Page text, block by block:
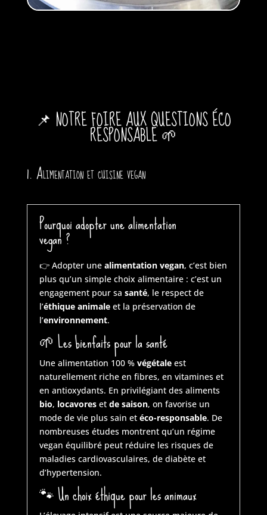
📌 NOTRE FOIRE AUX QUESTIONS ÉCO
RESPONSABLE 🌱
1. Alimentation et cuisine vegan
Pourquoi adopter une alimentation
vegan ?
👉 Adopter une alimentation vegan, c’est bien
plus qu’un simple choix alimentaire : c’est un
engagement pour sa santé, le respect de
l’éthique animaleet la préservation de
l’environnement.
🌱Les bienfaits pour la santé
Une alimentation 100 % végétaleest
naturellement riche en fibres, en vitamines et
en antioxydants. En privilégiant des aliments
bio, locavoreset de saison, on favorise un
mode de vie plus sain et éco-responsable. De
nombreuses études montrent qu’un régime
vegan équilibré peut réduire les risques de
maladies cardiovasculaires, de diabète et
d’hypertension.
🐾Un choix éthique pour les animaux